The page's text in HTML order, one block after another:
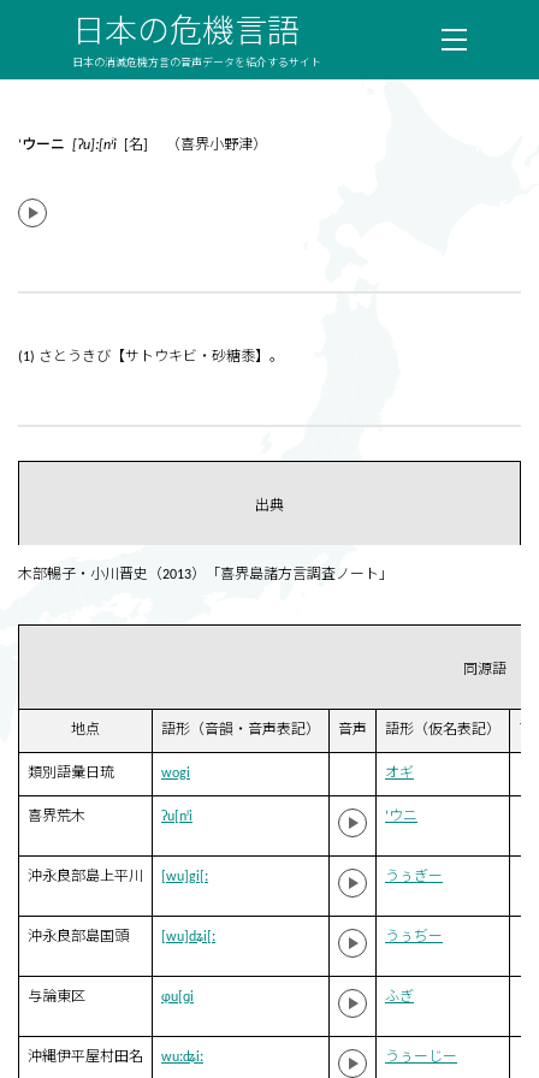
日本の危機言語
日本の消滅危機方言の音声データを紹介するサイト
‘ウーニ [ʔu]ː[nʲi [名] （喜界小野津）
(1) さとうきび【サトウキビ・砂糖黍】。
出典
木部暢子・小川晋史（2013）「喜界島諸方言調査ノート」
同源語
地点 語形（音韻・音声表記） 音声 語形（仮名表記）
類別語彙日琉 wogi オギ
喜界荒木 ʔu[nʲi ‘ウニ
沖永良部島上平川 [wu]gi[ː うぅぎー
沖永良部島国頭 [wu]dʑi[ː うぅぢー
与論東区 ɸu[ɡi ふぎ
沖縄伊平屋村田名 wuːʥiː うぅーじー